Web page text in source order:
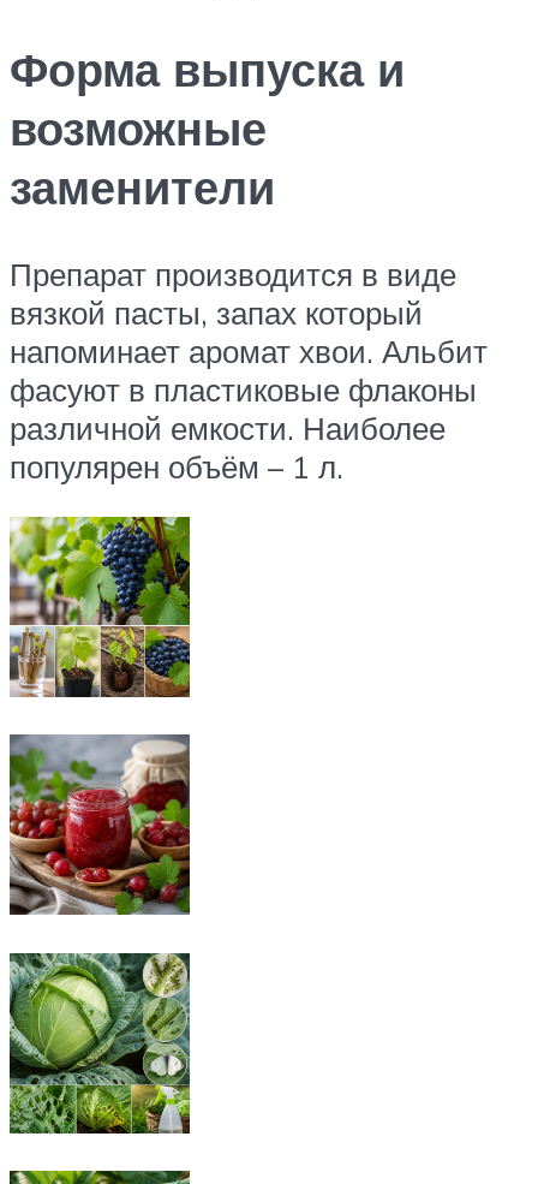
Форма выпуска и
возможные
заменители
Препарат производится в виде
вязкой пасты, запах который
напоминает аромат хвои. Альбит
фасуют в пластиковые флаконы
различной емкости. Наиболее
популярен объём – 1 л.